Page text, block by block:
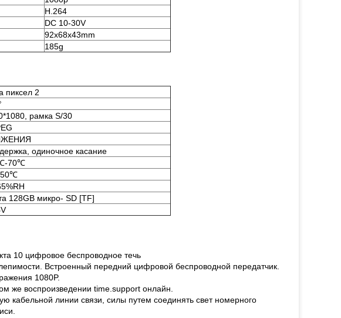
H.264
DC 10-30V
92x68x43mm
185g
пиксел 2
рамка S/30
одиночное касание
70℃
128GB микро- SD [TF]
10 цифровое беспроводное течь
Встроенный передний цифровой беспроводной передатчик.
1080P.
же воспроизведении time.support онлайн.
кабельной линии связи, силы путем соединять свет номерного